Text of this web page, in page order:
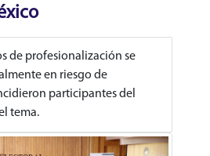
de profesionalización se
en riesgo de
participantes del
tema.